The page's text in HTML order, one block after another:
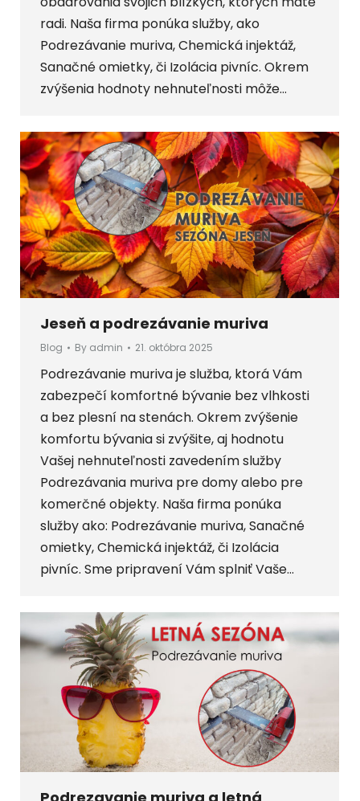
radi. Naša firma ponúka služby, ako
Podrezávanie muriva, Chemická injektáž,
Sanačné omietky, či Izolácia pivníc. Okrem
zvýšenia hodnoty nehnuteľnosti môže…
Jeseň a podrezávanie muriva
Blog By admin 21. októbra 2025
Podrezávanie muriva je služba, ktorá Vám
zabezpečí komfortné bývanie bez vlhkosti
a bez plesní na stenách. Okrem zvýšenie
komfortu bývania si zvýšite, aj hodnotu
Vašej nehnuteľnosti zavedením služby
Podrezávania muriva pre domy alebo pre
komerčné objekty. Naša firma ponúka
služby ako: Podrezávanie muriva, Sanačné
omietky, Chemická injektáž, či Izolácia
pivníc. Sme pripravení Vám splniť Vaše…